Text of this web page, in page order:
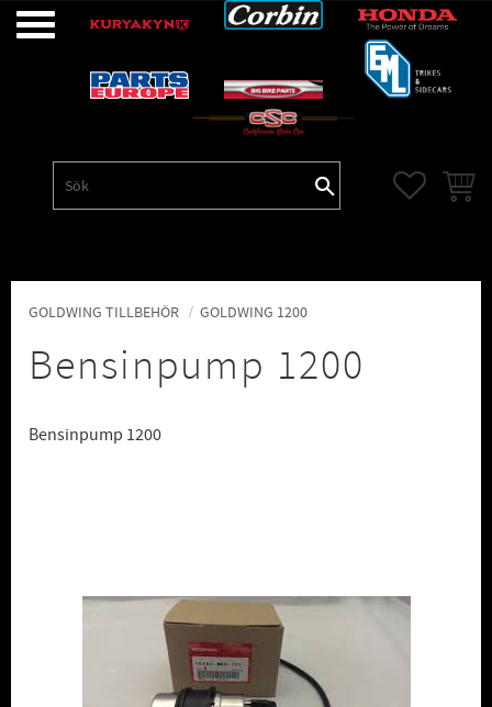
GOLDWING TILLBEHÖR GOLDWING 1200
Bensinpump 1200
Bensinpump 1200